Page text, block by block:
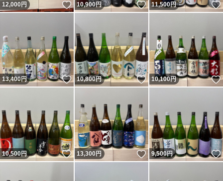
12,000円 いいね！
10,900円 いいね！
11,500円
13,400円 いいね！
10,800円 いいね！
10,100円
10,500円 いいね！
13,300円 いいね！
9,500円